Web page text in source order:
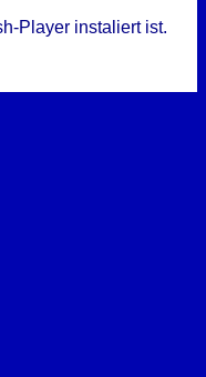
Player instaliert ist.